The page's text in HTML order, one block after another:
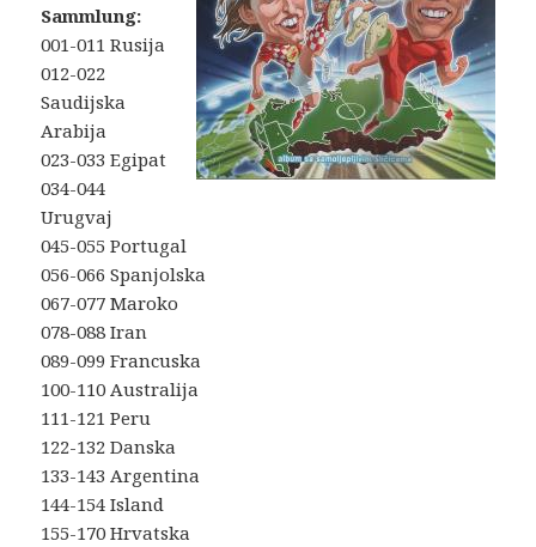
Sammlung:
001-011 Rusija
012-022
Saudijska
Arabija
023-033 Egipat
034-044
Urugvaj
045-055 Portugal
056-066 Spanjolska
067-077 Maroko
078-088 Iran
089-099 Francuska
100-110 Australija
111-121 Peru
122-132 Danska
133-143 Argentina
144-154 Island
155-170 Hrvatska